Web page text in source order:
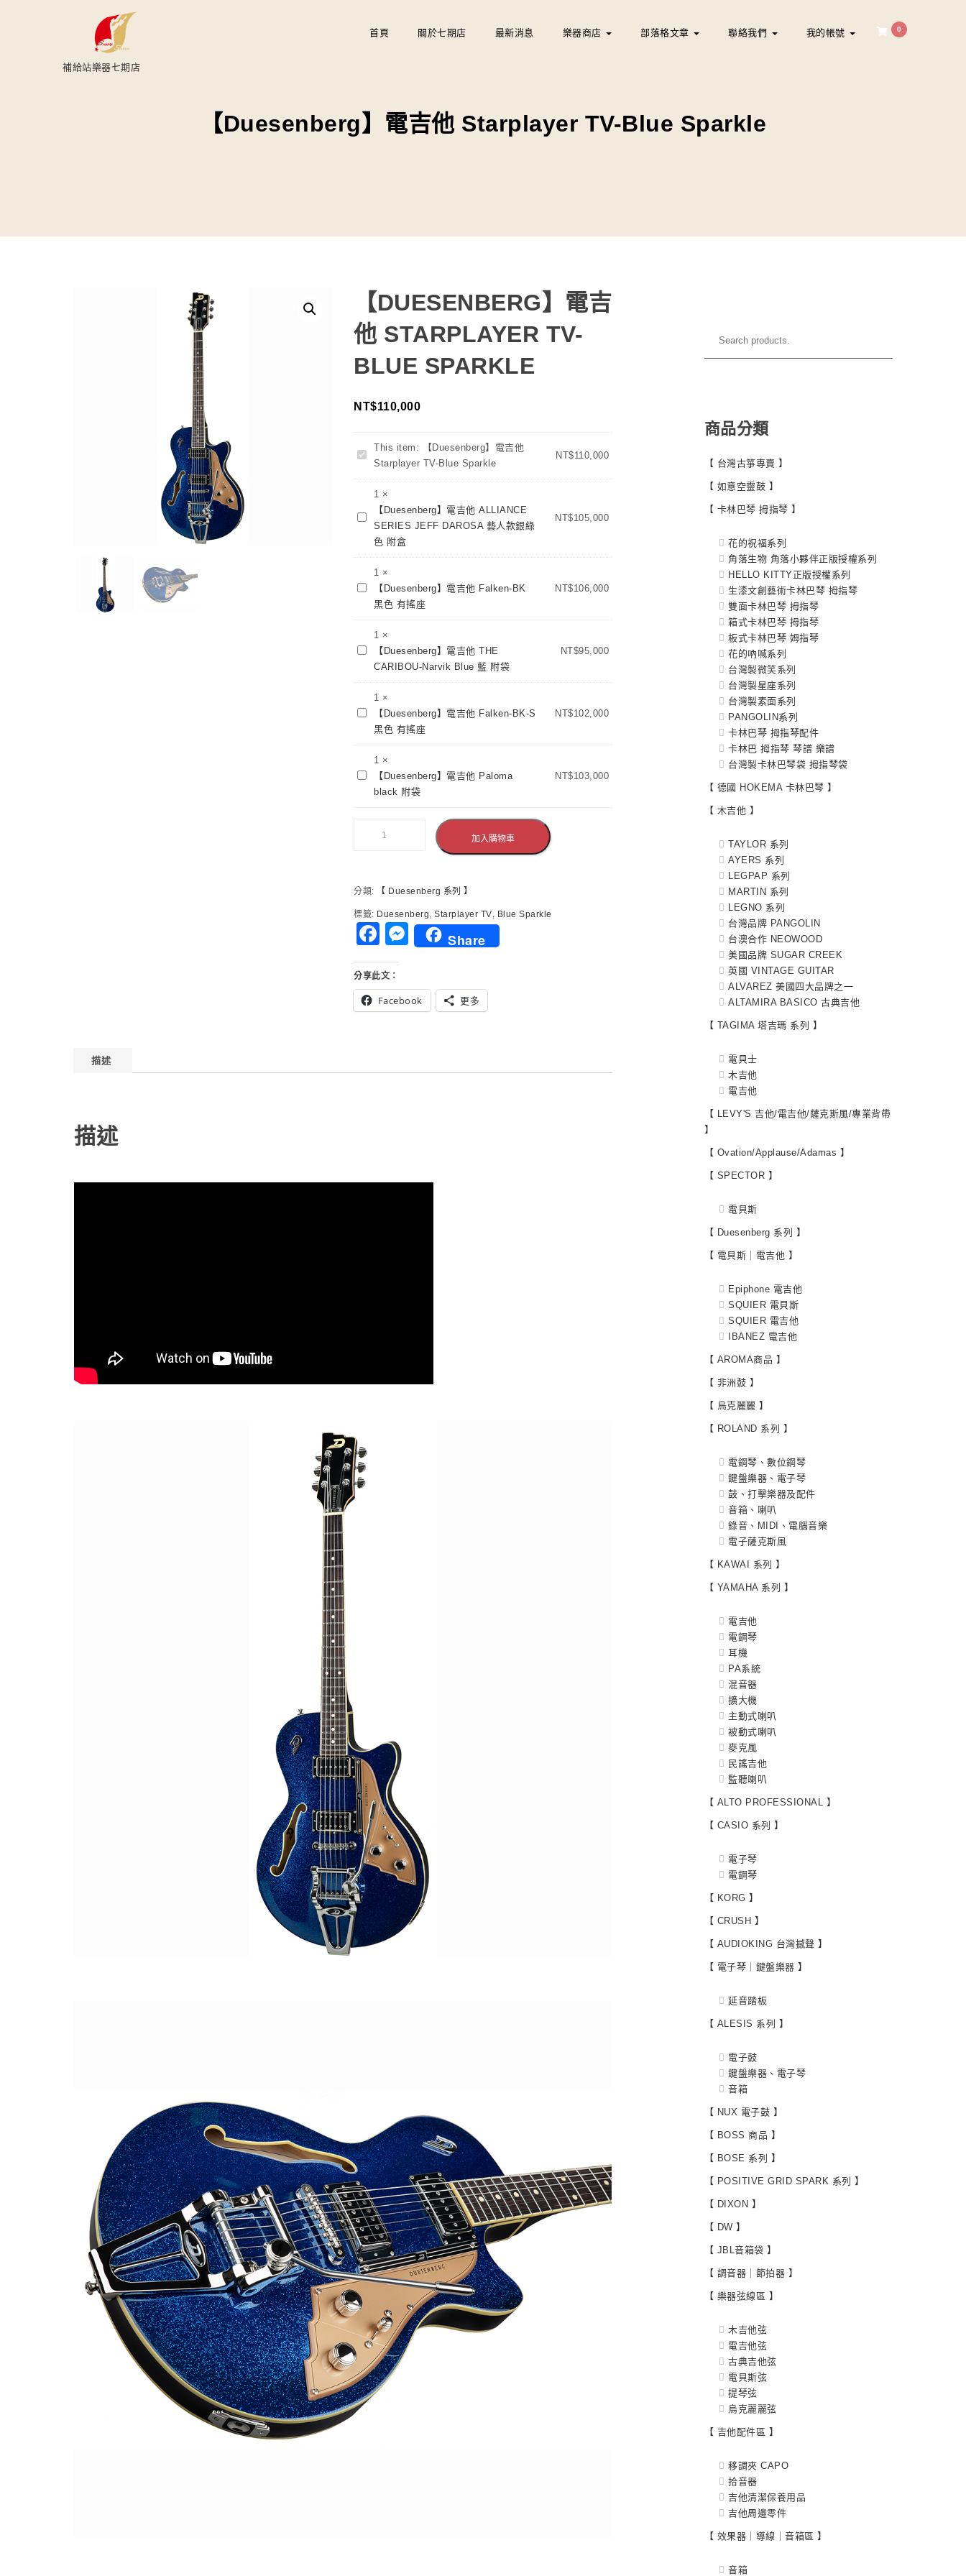
補給站樂器七期店
0
首頁 關於七期店 最新消息 樂器商店 部落格文章 聯絡我們 我的帳號
【Duesenberg】電吉他 Starplayer TV-Blue Sparkle
【DUESENBERG】電吉
他 STARPLAYER TV-
BLUE SPARKLE
NT$110,000
【Duesenberg】
Starplayer
Blue
This item:
【Duesenberg】電吉他
Starplayer TV-Blue Sparkle
NT$110,000
【Duesenberg】
ALLIANCE
SERIES
JEFF
藝
綠
1 ×
【Duesenberg】電吉他 ALLIANCE
SERIES JEFF DAROSA 藝人款銀綠
色 附盒
NT$105,000
【Duesenberg】
吉
Falken-
黑
有
座
1 ×
【Duesenberg】電吉他 Falken-BK
黑色 有搖座
NT$106,000
【Duesenberg】
吉
THE
CARIBOU-
Narvik
Blue
藍
袋
1 ×
【Duesenberg】電吉他 THE
CARIBOU-Narvik Blue 藍 附袋
NT$95,000
【Duesenberg】
吉
Falken-
S
座
1 ×
【Duesenberg】電吉他 Falken-BK-S
黑色 有搖座
NT$102,000
【Duesenberg】
吉
Paloma
袋
1 ×
【Duesenberg】電吉他 Paloma
black 附袋
NT$103,000
加入購物車
分類: 【 Duesenberg 系列 】
標籤: Duesenberg, Starplayer TV, Blue Sparkle
Facebook
Messenger
Share
分享此文：
Facebook 更多
描述
描述
商品分類
【 台灣古箏專賣 】
【 如意空靈鼓 】
【 卡林巴琴 拇指琴 】
花的祝福系列
角落生物 角落小夥伴正版授權系列
HELLO KITTY正版授權系列
生漆文創藝術卡林巴琴 拇指琴
雙面卡林巴琴 拇指琴
箱式卡林巴琴 拇指琴
板式卡林巴琴 姆指琴
花的吶喊系列
台灣製微笑系列
台灣製星座系列
台灣製素面系列
PANGOLIN系列
卡林巴琴 拇指琴配件
卡林巴 拇指琴 琴譜 樂譜
台灣製卡林巴琴袋 拇指琴袋
【 德國 HOKEMA 卡林巴琴 】
【 木吉他 】
TAYLOR 系列
AYERS 系列
LEGPAP 系列
MARTIN 系列
LEGNO 系列
台灣品牌 PANGOLIN
台澳合作 NEOWOOD
美國品牌 SUGAR CREEK
英國 VINTAGE GUITAR
ALVAREZ 美國四大品牌之一
ALTAMIRA BASICO 古典吉他
【 TAGIMA 塔吉瑪 系列 】
電貝士
木吉他
電吉他
【 LEVY'S 吉他/電吉他/薩克斯風/專業背帶
】
【 Ovation/Applause/Adamas 】
【 SPECTOR 】
電貝斯
【 Duesenberg 系列 】
【 電貝斯｜電吉他 】
Epiphone 電吉他
SQUIER 電貝斯
SQUIER 電吉他
IBANEZ 電吉他
【 AROMA商品 】
【 非洲鼓 】
【 烏克麗麗 】
【 ROLAND 系列 】
電鋼琴、數位鋼琴
鍵盤樂器、電子琴
鼓、打擊樂器及配件
音箱、喇叭
錄音、MIDI、電腦音樂
電子薩克斯風
【 KAWAI 系列 】
【 YAMAHA 系列 】
電吉他
電鋼琴
耳機
PA系統
混音器
擴大機
主動式喇叭
被動式喇叭
麥克風
民謠吉他
監聽喇叭
【 ALTO PROFESSIONAL 】
【 CASIO 系列 】
電子琴
電鋼琴
【 KORG 】
【 CRUSH 】
【 AUDIOKING 台灣撼聲 】
【 電子琴｜鍵盤樂器 】
延音踏板
【 ALESIS 系列 】
電子鼓
鍵盤樂器、電子琴
音箱
【 NUX 電子鼓 】
【 BOSS 商品 】
【 BOSE 系列 】
【 POSITIVE GRID SPARK 系列 】
【 DIXON 】
【 DW 】
【 JBL音箱袋 】
【 調音器｜節拍器 】
【 樂器弦線區 】
木吉他弦
電吉他弦
古典吉他弦
電貝斯弦
提琴弦
烏克麗麗弦
【 吉他配件區 】
移調夾 CAPO
拾音器
吉他清潔保養用品
吉他周邊零件
【 效果器｜導線｜音箱區 】
音箱